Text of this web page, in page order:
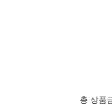
총 상품